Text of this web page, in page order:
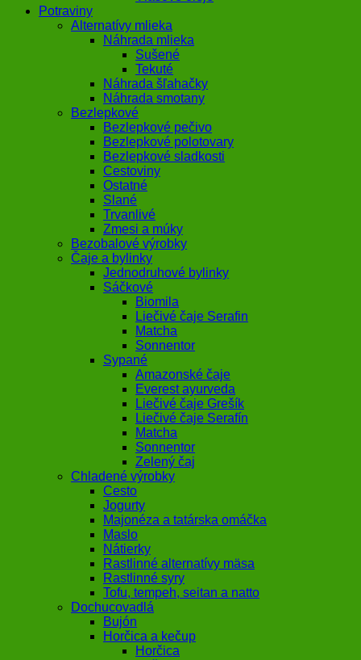
Potraviny
Alternatívy mlieka
Náhrada mlieka
Sušené
Tekuté
Náhrada šľahačky
Náhrada smotany
Bezlepkové
Bezlepkové pečivo
Bezlepkové polotovary
Bezlepkové sladkosti
Cestoviny
Ostatné
Slané
Trvanlivé
Zmesi a múky
Bezobalové výrobky
Čaje a bylinky
Jednodruhové bylinky
Sáčkové
Biomila
Liečivé čaje Serafin
Matcha
Sonnentor
Sypané
Amazonské čaje
Everest ayurveda
Liečivé čaje Grešík
Liečivé čaje Serafín
Matcha
Sonnentor
Zelený čaj
Chladené výrobky
Cesto
Jogurty
Majonéza a tatárska omáčka
Maslo
Nátierky
Rastlinné alternatívy mäsa
Rastlinné syry
Tofu, tempeh, seitan a natto
Dochucovadlá
Bujón
Horčica a kečup
Horčica